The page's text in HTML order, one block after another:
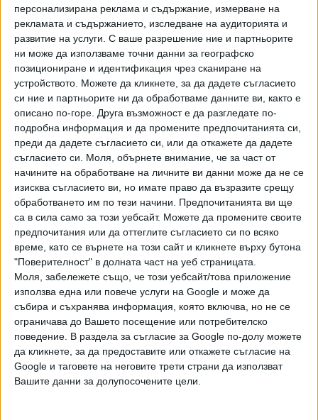
персонализирана реклама и съдържание, измерване на
рекламата и съдържанието, изследване на аудиторията и
развитие на услуги. С ваше разрешение ние и партньорите
ни може да използваме точни данни за географско
позициониране и идентификация чрез сканиране на
устройството. Можете да кликнете, за да дадете съгласието
си ние и партньорите ни да обработваме данните ви, както е
описано по-горе. Друга възможност е да разгледате по-
подробна информация и да промените предпочитанията си,
преди да дадете съгласието си, или да откажете да дадете
съгласието си.
Моля, обърнете внимание, че за част от
начините на обработване на личните ви данни може да не се
изисква съгласието ви, но имате право да възразите срещу
обработването им по тези начини. Предпочитанията ви ще
са в сила само за този уебсайт. Можете да промените своите
предпочитания или да оттеглите съгласието си по всяко
време, като се върнете на този сайт и кликнете върху бутона
"Поверителност" в долната част на уеб страницата.
Моля, забележете също, че този уебсайт/това приложение
използва една или повече услуги на Google и може да
събира и съхранява информация, която включва, но не се
ограничава до Вашето посещение или потребителско
поведение. В раздела за съгласие за Google по-долу можете
да кликнете, за да предоставите или откажете съгласие на
Google и таговете на неговите трети страни да използват
Вашите данни за долупосочените цели.
участието на Деянов в спринта, който е на следващия
ден, защото, заради часовата разлика между България и
Китай, може да не пристигне навреме за
потвърждаването на заявката.
За Симеон Деянов игрите в Пекин 2022 би трябвало да
са първи в неговата кариера. Скиорът живее и тренира в
шведския зимен център Остерсунд, но преди
олимпиадата проведе последната част от подготовката
си на високопланинската база в Белмекен.
В Пекин българските спортисти ще бъдат едва 16,
което е най-малкият брой наши олимпийци от 38 години -
от игрите в Сараево`88, когато отново имахме 16
представители.
България е с най-малко
олимпийци на зимни игри от 38
години
България ще бъде представена
от 16 спортисти на ХХIV зимни
олимпийски игри в Пекин, които
започват на 4 февруари.
Толкова са състезателите, които
спечелиха квоти, и те бяха
утвърдени от общото събрание
20 Яну. 2022